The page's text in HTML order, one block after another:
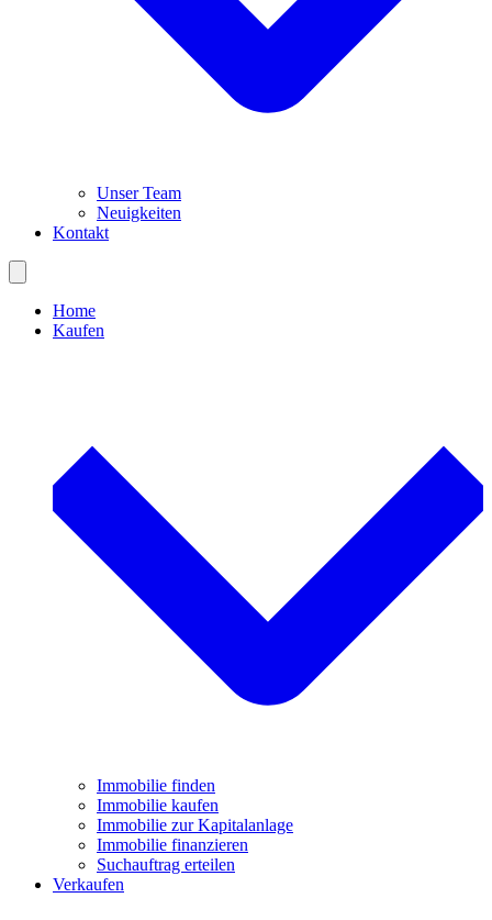
Unser Team
Neuigkeiten
Kontakt
Home
Kaufen
Immobilie finden
Immobilie kaufen
Immobilie zur Kapitalanlage
Immobilie finanzieren
Suchauftrag erteilen
Verkaufen